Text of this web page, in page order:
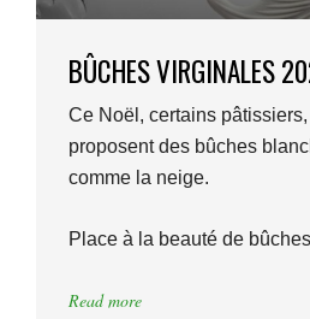
BÛCHES VIRGINALES
Ce Noël, certains
proposent des bûches
comme la neige.
Place à la beauté de
Read more